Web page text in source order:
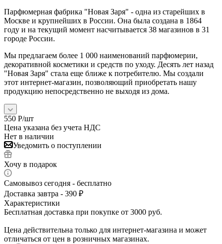
Парфюмерная фабрика "Новая Заря" - одна из старейших в
Москве и крупнейших в России. Она была создана в 1864
году и на текущий момент насчитывается 38 магазинов в 31
городе России.
Мы предлагаем более 1 000 наименований парфюмерии,
декоративной косметики и средств по уходу. Десять лет назад
"Новая Заря" стала еще ближе к потребителю. Мы создали
этот интернет-магазин, позволяющий приобретать нашу
продукцию непосредственно не выходя из дома.
550 Р/шт
Цена указана без учета НДС
Нет в наличии
Уведомить о поступлении
Хочу в подарок
Самовывоз сегодня - бесплатно
Доставка завтра - 390 ₽
Характеристики
Бесплатная доставка при покупке от 3000 руб.
Цена действительна только для интернет-магазина и может
отличаться от цен в розничных магазинах.